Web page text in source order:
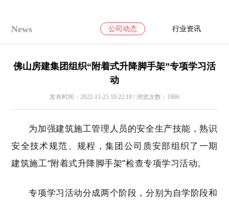
News 公司动态 行业资讯
佛山房建集团组织“附着式升降脚手架”专项学习活
动
发布时间：2022-11-25 10:22:18 / 浏览次数：1866
为加强建筑施工管理人员的安全生产技能，熟识
安全技术规范、规程，集团公司质安部组织了一期
建筑施工“附着式升降脚手架”检查专项学习活动。
专项学习活动分成两个阶段，分别为自学阶段和